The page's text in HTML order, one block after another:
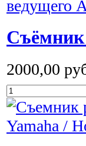
Съёмник
2000,00